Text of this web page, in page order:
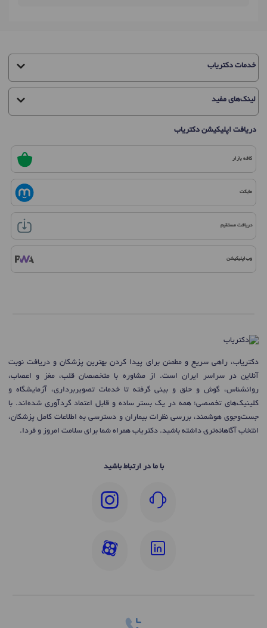
خدمات دکتریاب
لینک‌های مفید
دریافت اپلیکیشن دکتریاب
کافه بازار
مایکت
دریافت مستقیم
وب‌اپلیکیشن
دکتریاب، راهی سریع و مطمئن برای پیدا کردن بهترین پزشکان و دریافت نوبت
آنلاین در سراسر ایران است. از مشاوره با متخصصان قلب، مغز و اعصاب،
روانشناس، گوش و حلق و بینی گرفته تا خدمات تصویربرداری، آزمایشگاه و
کلینیک‌های تخصصی؛ همه در یک بستر ساده و قابل اعتماد گردآوری شده‌اند. با
جست‌وجوی هوشمند، بررسی نظرات بیماران و دسترسی به اطلاعات کامل پزشکان،
انتخاب آگاهانه‌تری داشته باشید. دکتریاب همراه شما برای سلامت امروز و فردا.
با ما در ارتباط باشید